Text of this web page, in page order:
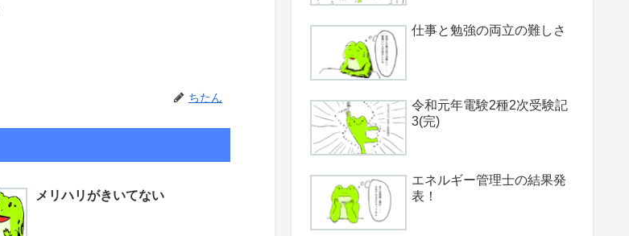
ちたん
メリハリがきいてない
仕事と勉強の両立の難しさ
令和元年電験2種2次受験記
3(完)
エネルギー管理士の結果発
表！